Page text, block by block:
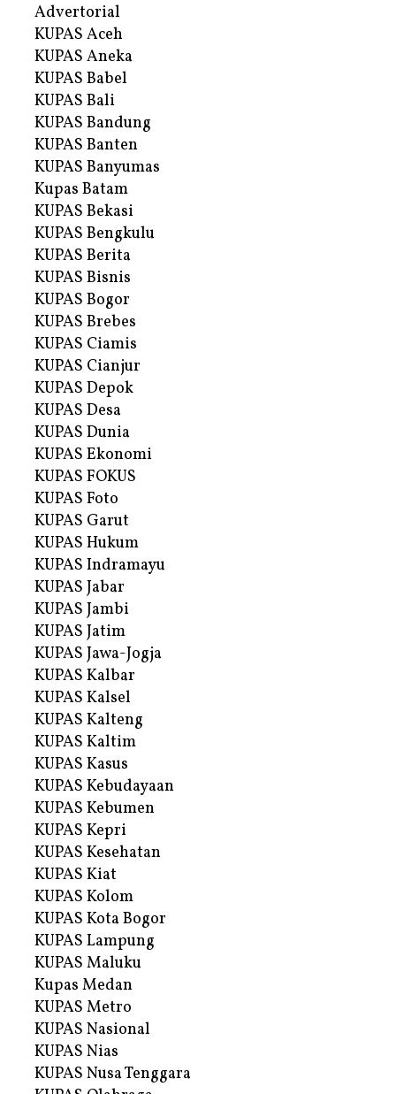
Advertorial
KUPAS Aceh
KUPAS Aneka
KUPAS Babel
KUPAS Bali
KUPAS Bandung
KUPAS Banten
KUPAS Banyumas
Kupas Batam
KUPAS Bekasi
KUPAS Bengkulu
KUPAS Berita
KUPAS Bisnis
KUPAS Bogor
KUPAS Brebes
KUPAS Ciamis
KUPAS Cianjur
KUPAS Depok
KUPAS Desa
KUPAS Dunia
KUPAS Ekonomi
KUPAS FOKUS
KUPAS Foto
KUPAS Garut
KUPAS Hukum
KUPAS Indramayu
KUPAS Jabar
KUPAS Jambi
KUPAS Jatim
KUPAS Jawa-Jogja
KUPAS Kalbar
KUPAS Kalsel
KUPAS Kalteng
KUPAS Kaltim
KUPAS Kasus
KUPAS Kebudayaan
KUPAS Kebumen
KUPAS Kepri
KUPAS Kesehatan
KUPAS Kiat
KUPAS Kolom
KUPAS Kota Bogor
KUPAS Lampung
KUPAS Maluku
Kupas Medan
KUPAS Metro
KUPAS Nasional
KUPAS Nias
KUPAS Nusa Tenggara